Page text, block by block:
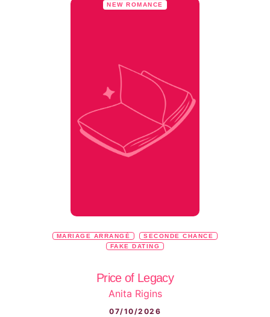
NEW ROMANCE
MARIAGE ARRANGÉ
SECONDE CHANCE
FAKE DATING
Price of Legacy
Anita Rigins
07/10/2026